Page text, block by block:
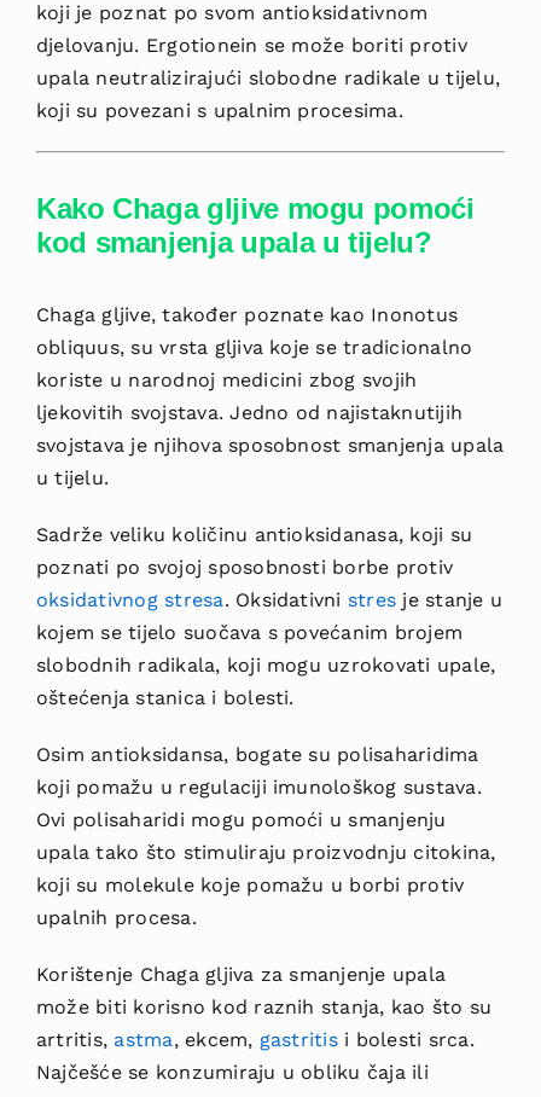
koji je poznat po svom antioksidativnom
djelovanju. Ergotionein se može boriti protiv
upala neutralizirajući slobodne radikale u tijelu,
koji su povezani s upalnim procesima.
Kako Chaga gljive mogu pomoći
kod smanjenja upala u tijelu?
Chaga gljive, također poznate kao Inonotus
obliquus, su vrsta gljiva koje se tradicionalno
koriste u narodnoj medicini zbog svojih
ljekovitih svojstava. Jedno od najistaknutijih
svojstava je njihova sposobnost smanjenja upala
u tijelu.
Sadrže veliku količinu antioksidanasa, koji su
poznati po svojoj sposobnosti borbe protiv
oksidativnog stresa. Oksidativni stres je stanje u
kojem se tijelo suočava s povećanim brojem
slobodnih radikala, koji mogu uzrokovati upale,
oštećenja stanica i bolesti.
Osim antioksidansa, bogate su polisaharidima
koji pomažu u regulaciji imunološkog sustava.
Ovi polisaharidi mogu pomoći u smanjenju
upala tako što stimuliraju proizvodnju citokina,
koji su molekule koje pomažu u borbi protiv
upalnih procesa.
Korištenje Chaga gljiva za smanjenje upala
može biti korisno kod raznih stanja, kao što su
artritis, astma, ekcem, gastritis i bolesti srca.
Najčešće se konzumiraju u obliku čaja ili